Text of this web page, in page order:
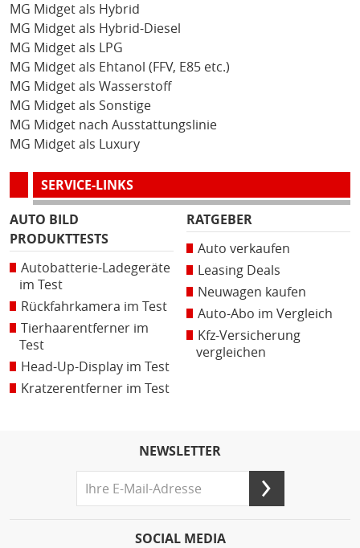
MG Midget als Hybrid
MG Midget als Hybrid-Diesel
MG Midget als LPG
MG Midget als Ehtanol (FFV, E85 etc.)
MG Midget als Wasserstoff
MG Midget als Sonstige
MG Midget nach Ausstattungslinie
MG Midget als Luxury
SERVICE-LINKS
AUTO BILD
PRODUKTTESTS
Autobatterie-Ladegeräte
im Test
Rückfahrkamera im Test
Tierhaarentferner im
Test
Head-Up-Display im Test
Kratzerentferner im Test
RATGEBER
Auto verkaufen
Leasing Deals
Neuwagen kaufen
Auto-Abo im Vergleich
Kfz-Versicherung
vergleichen
NEWSLETTER
SOCIAL MEDIA